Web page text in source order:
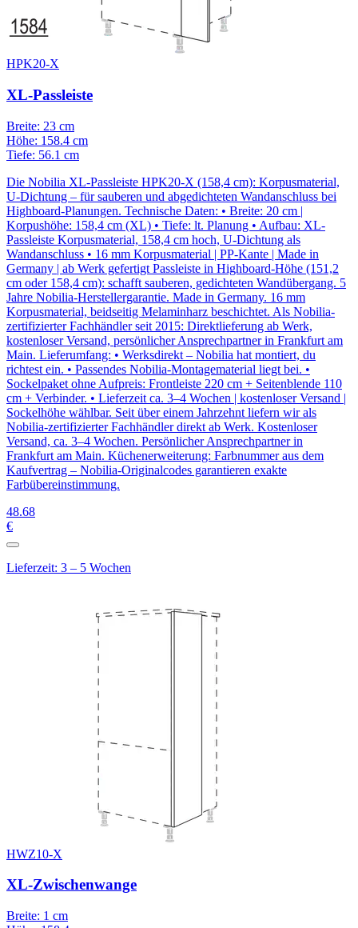
HPK20-X
XL-Passleiste
Breite: 23 cm
Höhe: 158.4 cm
Tiefe: 56.1 cm
Die Nobilia XL-Passleiste HPK20-X (158,4 cm): Korpusmaterial,
U-Dichtung – für sauberen und abgedichteten Wandanschluss bei
Highboard-Planungen. Technische Daten: • Breite: 20 cm |
Korpushöhe: 158,4 cm (XL) • Tiefe: lt. Planung • Aufbau: XL-
Passleiste Korpusmaterial, 158,4 cm hoch, U-Dichtung als
Wandanschluss • 16 mm Korpusmaterial | PP-Kante | Made in
Germany | ab Werk gefertigt Passleiste in Highboard-Höhe (151,2
cm oder 158,4 cm): schafft sauberen, gedichteten Wandübergang. 5
Jahre Nobilia-Herstellergarantie. Made in Germany. 16 mm
Korpusmaterial, beidseitig Melaminharz beschichtet. Als Nobilia-
zertifizierter Fachhändler seit 2015: Direktlieferung ab Werk,
kostenloser Versand, persönlicher Ansprechpartner in Frankfurt am
Main. Lieferumfang: • Werksdirekt – Nobilia hat montiert, du
richtest ein. • Passendes Nobilia-Montagematerial liegt bei. •
Sockelpaket ohne Aufpreis: Frontleiste 220 cm + Seitenblende 110
cm + Verbinder. • Lieferzeit ca. 3–4 Wochen | kostenloser Versand |
Sockelhöhe wählbar. Seit über einem Jahrzehnt liefern wir als
Nobilia-zertifizierter Fachhändler direkt ab Werk. Kostenloser
Versand, ca. 3–4 Wochen. Persönlicher Ansprechpartner in
Frankfurt am Main. Küchenerweiterung: Farbnummer aus dem
Kaufvertrag – Nobilia-Originalcodes garantieren exakte
Farbübereinstimmung.
48.68
€
Lieferzeit: 3 – 5 Wochen
HWZ10-X
XL-Zwischenwange
Breite: 1 cm